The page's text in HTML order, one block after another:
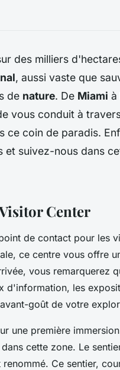
des milliers
, aussi vaste que
de nature. De Miami à
vous conduit à
ce coin de paradis.
suivez-nous dans
Center
de contact pour les
ce centre vous offre
vous remarquerez
d'information, les
goût de votre
une première
cette zone. Le
Ce sentier,